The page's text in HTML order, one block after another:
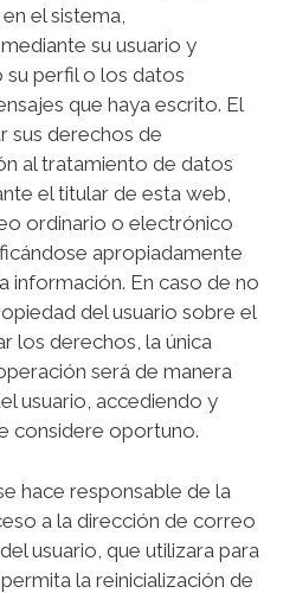
el sistema,
su usuario y
perfil o los datos
que haya escrito. El
sus derechos de
al tratamiento de datos
el titular de esta web,
ordinario o electrónico
apropiadamente
información. En caso de no
del usuario sobre el
los derechos, la única
será de manera
usuario, accediendo y
considere oportuno.
hace responsable de la
a la dirección de correo
usuario, que utilizara para
la reinicialización de